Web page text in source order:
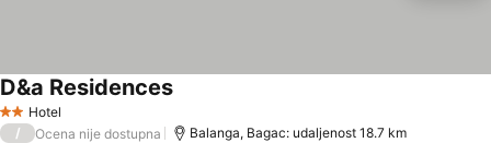
2 Zvezdice
Hotel
D&a ResidencesPogledaj cene
/ Ocena nije dostupna Balanga, Bagac: udaljenost 18.7 km